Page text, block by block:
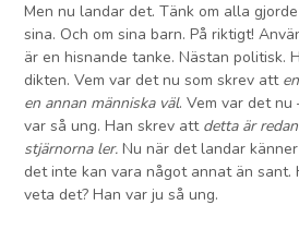
Men nu landar det. Tänk om alla
sina. Och om sina barn. På riktigt!
är en hisnande tanke. Nästan politisk.
dikten. Vem var det nu som skrev att
en annan människa väl. Vem var det nu
var så ung. Han skrev att detta är
stjärnorna ler.Nu när det landar
det inte kan vara något annat än
veta det? Han var ju så ung.